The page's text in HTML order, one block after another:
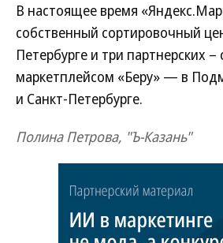
В настоящее время
собственный сортировочный
Петербурге и три партнерских –
маркетплейсом «Беру» — в
и Санкт-Петербурге.
Полина Петрова, "Ъ-Казань"